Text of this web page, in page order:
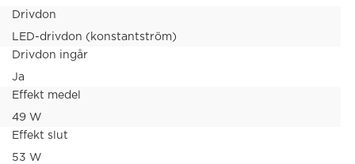
Drivdon
LED-drivdon (konstantström)
Drivdon ingår
Ja
Effekt medel
49 W
Effekt slut
53 W